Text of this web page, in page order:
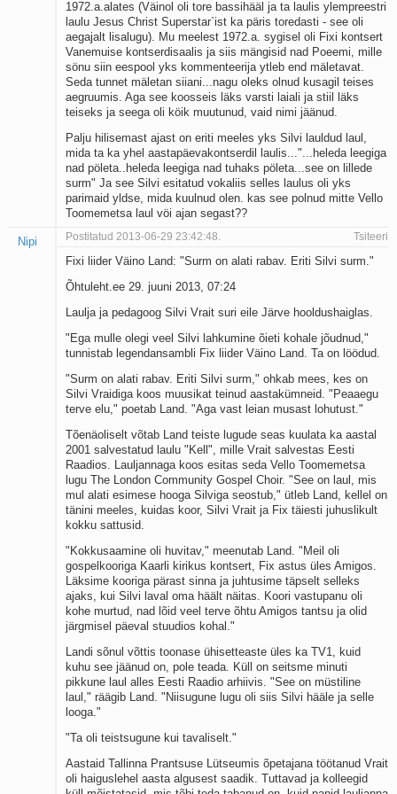
1972.a.alates (Väinol oli tore bassihääl ja ta laulis ylempreestri
laulu Jesus Christ Superstar`ist ka päris toredasti - see oli
aegajalt lisalugu). Mu meelest 1972.a. sygisel oli Fixi kontsert
Vanemuise kontserdisaalis ja siis mängisid nad Poeemi, mille
sönu siin eespool yks kommenteerija ytleb end mäletavat.
Seda tunnet mäletan siiani...nagu oleks olnud kusagil teises
aegruumis. Aga see koosseis läks varsti laiali ja stiil läks
teiseks ja seega oli köik muutunud, vaid nimi jäänud.
Palju hilisemast ajast on eriti meeles yks Silvi lauldud laul,
mida ta ka yhel aastapäevakontserdil laulis..."...heleda leegiga
nad pöleta..heleda leegiga nad tuhaks pöleta...see on lillede
surm" Ja see Silvi esitatud vokaliis selles laulus oli yks
parimaid yldse, mida kuulnud olen. kas see polnud mitte Vello
Toomemetsa laul vöi ajan segast??
Nipi Postitatud 2013-06-29 23:42:48. Tsiteeri
Fixi liider Väino Land: "Surm on alati rabav. Eriti Silvi surm."
Õhtuleht.ee 29. juuni 2013, 07:24
Laulja ja pedagoog Silvi Vrait suri eile Järve hooldushaiglas.
"Ega mulle olegi veel Silvi lahkumine õieti kohale jõudnud,"
tunnistab legendansambli Fix liider Väino Land. Ta on löödud.
"Surm on alati rabav. Eriti Silvi surm," ohkab mees, kes on
Silvi Vraidiga koos muusikat teinud aastakümneid. "Peaaegu
terve elu," poetab Land. "Aga vast leian musast lohutust."
Tõenäoliselt võtab Land teiste lugude seas kuulata ka aastal
2001 salvestatud laulu "Kell", mille Vrait salvestas Eesti
Raadios. Lauljannaga koos esitas seda Vello Toomemetsa
lugu The London Community Gospel Choir. "See on laul, mis
mul alati esimese hooga Silviga seostub," ütleb Land, kellel on
tänini meeles, kuidas koor, Silvi Vrait ja Fix täiesti juhuslikult
kokku sattusid.
"Kokkusaamine oli huvitav," meenutab Land. "Meil oli
gospelkooriga Kaarli kirikus kontsert, Fix astus üles Amigos.
Läksime kooriga pärast sinna ja juhtusime täpselt selleks
ajaks, kui Silvi laval oma häält näitas. Koori vastupanu oli
kohe murtud, nad lõid veel terve õhtu Amigos tantsu ja olid
järgmisel päeval stuudios kohal."
Landi sõnul võttis toonase ühisetteaste üles ka TV1, kuid
kuhu see jäänud on, pole teada. Küll on seitsme minuti
pikkune laul alles Eesti Raadio arhiivis. "See on müstiline
laul," räägib Land. "Niisugune lugu oli siis Silvi hääle ja selle
looga."
"Ta oli teistsugune kui tavaliselt."
Aastaid Tallinna Prantsuse Lütseumis õpetajana töötanud Vrait
oli haiguslehel aasta algusest saadik. Tuttavad ja kolleegid